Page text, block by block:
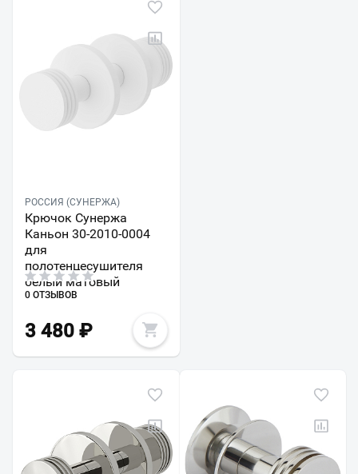
РОССИЯ (СУНЕРЖА)
Крючок Сунержа
Каньон 30-2010-0004
для
полотенцесушителя
белый матовый
0 ОТЗЫВОВ
3 480 ₽